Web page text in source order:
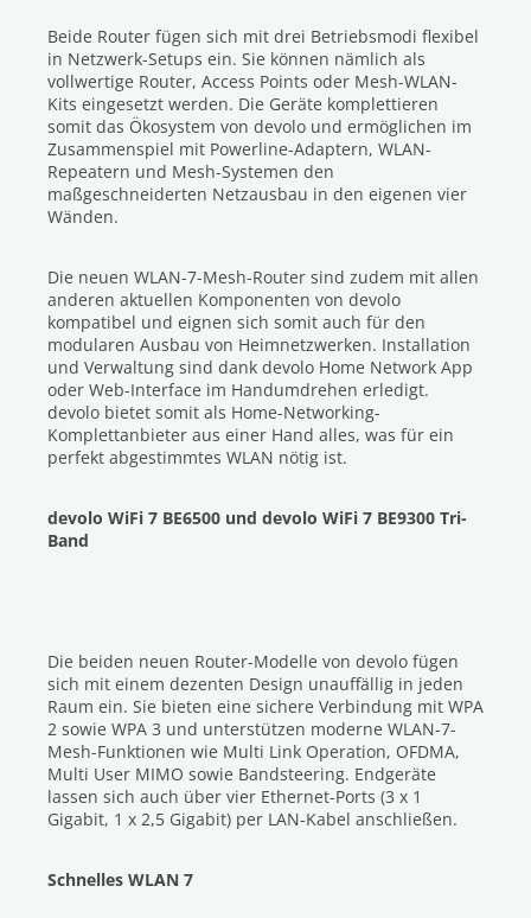
Beide Router fügen sich mit drei Betriebsmodi flexibel
in Netzwerk-Setups ein. Sie können nämlich als
vollwertige Router, Access Points oder Mesh-WLAN-
Kits eingesetzt werden. Die Geräte komplettieren
somit das Ökosystem von devolo und ermöglichen im
Zusammenspiel mit Powerline-Adaptern, WLAN-
Repeatern und Mesh-Systemen den
maßgeschneiderten Netzausbau in den eigenen vier
Wänden.
Die neuen WLAN-7-Mesh-Router sind zudem mit allen
anderen aktuellen Komponenten von devolo
kompatibel und eignen sich somit auch für den
modularen Ausbau von Heimnetzwerken. Installation
und Verwaltung sind dank devolo Home Network App
oder Web-Interface im Handumdrehen erledigt.
devolo bietet somit als Home-Networking-
Komplettanbieter aus einer Hand alles, was für ein
perfekt abgestimmtes WLAN nötig ist.
devolo WiFi 7 BE6500 und devolo WiFi 7 BE9300 Tri-
Band
Die beiden neuen Router-Modelle von devolo fügen
sich mit einem dezenten Design unauffällig in jeden
Raum ein. Sie bieten eine sichere Verbindung mit WPA
2 sowie WPA 3 und unterstützen moderne WLAN-7-
Mesh-Funktionen wie Multi Link Operation, OFDMA,
Multi User MIMO sowie Bandsteering. Endgeräte
lassen sich auch über vier Ethernet-Ports (3 x 1
Gigabit, 1 x 2,5 Gigabit) per LAN-Kabel anschließen.
Schnelles WLAN 7